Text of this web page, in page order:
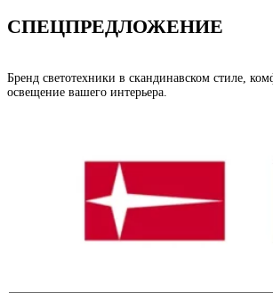
СПЕЦПРЕДЛОЖЕНИЕ
Бренд светотехники в скандинавском стиле,
освещение вашего интерьера.